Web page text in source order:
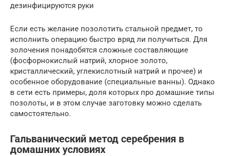
дезинфицируются руки
Если есть желание позолотить стальной предмет, то
исполнить операцию быстро вряд ли получиться. Для
золочения понадобятся сложные составляющие
(фосфорнокислый натрий, хлорное золото,
кристаллический, углекислотный натрий и прочее) и
особенное оборудование (специальные ванны). Однако
в сети есть примеры, доля которых про домашние типы
позолоты, и в этом случае заготовку можно сделать
самостоятельно.
Гальванический метод серебрения в
домашних условиях